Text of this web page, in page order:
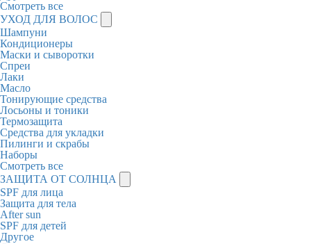
Смотреть все
УХОД ДЛЯ ВОЛОС
Шампуни
Кондиционеры
Маски и сыворотки
Спреи
Лаки
Масло
Тонирующие средства
Лосьоны и тоники
Термозащита
Средства для укладки
Пилинги и скрабы
Наборы
Смотреть все
ЗАЩИТА ОТ СОЛНЦА
SPF для лица
Защита для тела
After sun
SPF для детей
Другое